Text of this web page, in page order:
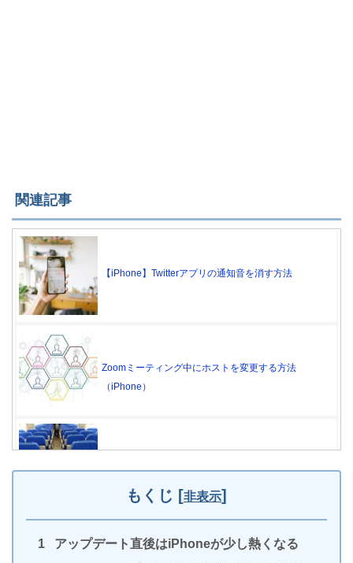
関連記事
【iPhone】Twitterアプリの通知音を消す方法
Zoomミーティング中にホストを変更する方法
（iPhone）
もくじ [非表示]
アップデート直後はiPhoneが少し熱くなる